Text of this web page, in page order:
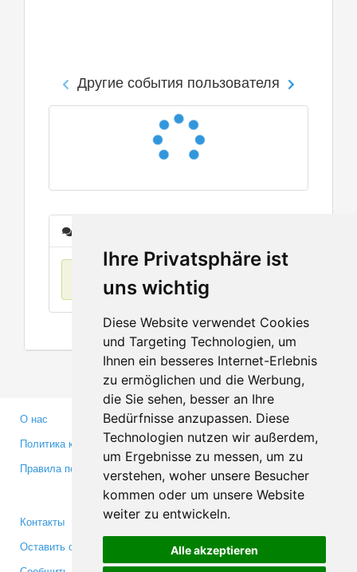
Ihre Privatsphäre ist
uns wichtig
Diese Website verwendet Cookies
und Targeting Technologien, um
Ihnen ein besseres Internet-Erlebnis
zu ermöglichen und die Werbung,
die Sie sehen, besser an Ihre
Bedürfnisse anzupassen. Diese
Technologien nutzen wir außerdem,
um Ergebnisse zu messen, um zu
verstehen, woher unsere Besucher
kommen oder um unsere Website
weiter zu entwickeln.
Alle akzeptieren
Другие события пользователя
О нас
Политика конфиденциальности
Правила пользования
Партнерам
Инвесторам
Медиа
Контакты
Оставить отзыв
Facebook
Twitter